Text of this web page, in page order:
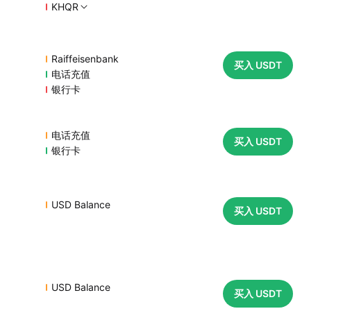
KHQR
Raiffeisenbank
电话充值
银行卡
买入 USDT
电话充值
银行卡
买入 USDT
USD Balance
买入 USDT
USD Balance
买入 USDT